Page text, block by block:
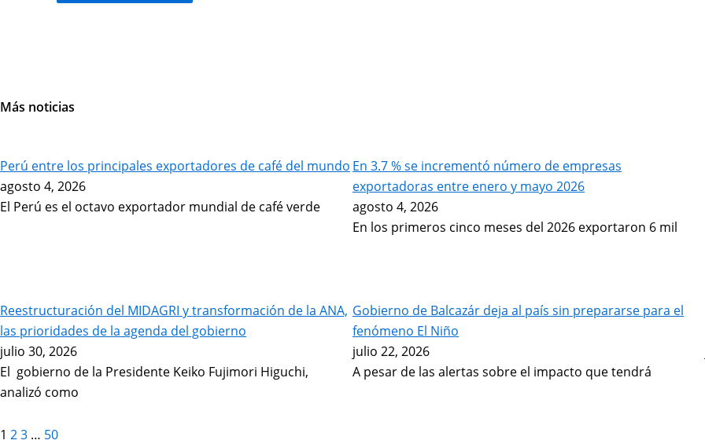
Más noticias
Perú entre los principales exportadores de café del mundo
agosto 4, 2026
El Perú es el octavo exportador mundial de café verde
En 3.7 % se incrementó número de empresas
exportadoras entre enero y mayo 2026
agosto 4, 2026
En los primeros cinco meses del 2026 exportaron 6 mil
Reestructuración del MIDAGRI y transformación de la ANA,
las prioridades de la agenda del gobierno
julio 30, 2026
El gobierno de la Presidente Keiko Fujimori Higuchi,
analizó como
Gobierno de Balcazár deja al país sin prepararse para el
fenómeno El Niño
julio 22, 2026
A pesar de las alertas sobre el impacto que tendrá
1 23 … 50